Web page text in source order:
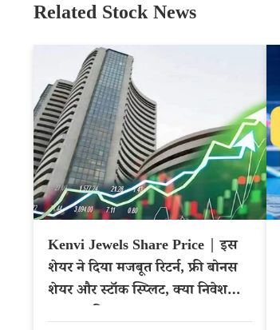
Related Stock News
Kenvi Jewels Share Price | इस
शेयर ने दिया मजबूत रिटर्न, फ्री बोनस
शेयर और स्टॉक स्प्लिट, क्या निवेश